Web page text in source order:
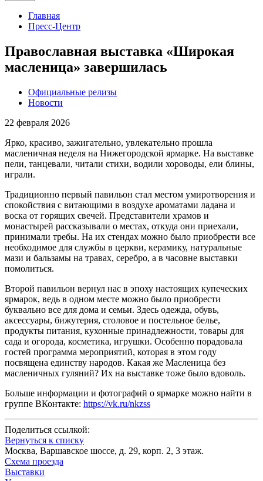
Главная
Пресс-Центр
Православная выставка «Широкая
масленица» завершилась
Официальные релизы
Новости
22 февраля 2026
Ярко, красиво, зажигательно, увлекательно прошла
масленичная неделя на Нижегородской ярмарке. На выставке
пели, танцевали, читали стихи, водили хороводы, ели блины,
играли.
Традиционно первый павильон стал местом умиротворения и
спокойствия с витающими в воздухе ароматами ладана и
воска от горящих свечей. Представители храмов и
монастырей рассказывали о местах, откуда они приехали,
принимали требы. На их стендах можно было приобрести все
необходимое для службы в церкви, керамику, натуральные
мази и бальзамы на травах, серебро, а в часовне выставки
помолиться.
Второй павильон вернул нас в эпоху настоящих купеческих
ярмарок, ведь в одном месте можно было приобрести
буквально все для дома и семьи. Здесь одежда, обувь,
аксессуары, бижутерия, столовое и постельное белье,
продукты питания, кухонные принадлежности, товары для
сада и огорода, косметика, игрушки. Особенно порадовала
гостей программа мероприятий, которая в этом году
посвящена единству народов. Какая же Масленица без
масленичных гуляний? Их на выставке тоже было вдоволь.
Больше информации и фотографий о ярмарке можно найти в
группе ВКонтакте: https://vk.ru/nkzss
Поделиться ссылкой:
Вернуться к списку
Москва, Варшавское шоссе, д. 29, корп. 2, 3 этаж.
Схема проезда
Выставки